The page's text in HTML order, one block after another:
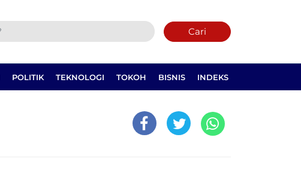
Cari
POLITIK TEKNOLOGI TOKOH BISNIS INDEKS